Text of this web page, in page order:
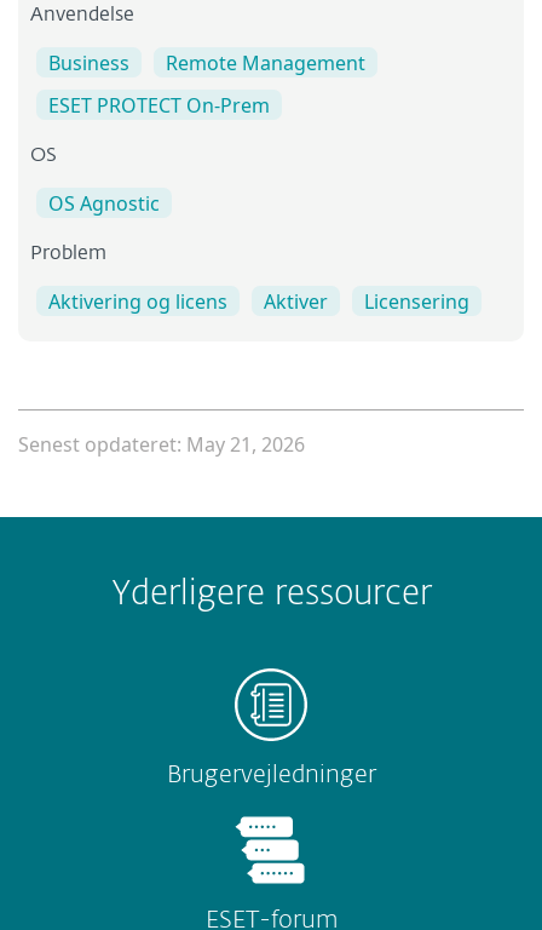
Anvendelse
Business
Remote Management
ESET PROTECT On-Prem
OS
OS Agnostic
Problem
Aktivering og licens Aktiver Licensering
Senest opdateret: May 21, 2026
Yderligere ressourcer
Brugervejledninger
ESET-forum